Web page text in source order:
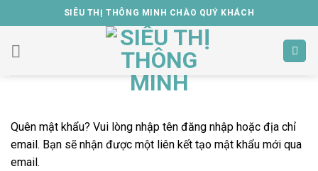
to
content
SIÊU THỊ THÔNG MINH CHÀO QUÝ KHÁCH
Quên mật khẩu? Vui lòng nhập tên đăng nhập hoặc địa chỉ
email. Bạn sẽ nhận được một liên kết tạo mật khẩu mới qua
email.